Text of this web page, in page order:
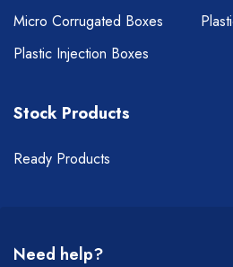
Micro Corrugated Boxes
Plastic Injection Boxes
Stock Products
Ready Products
Need help?